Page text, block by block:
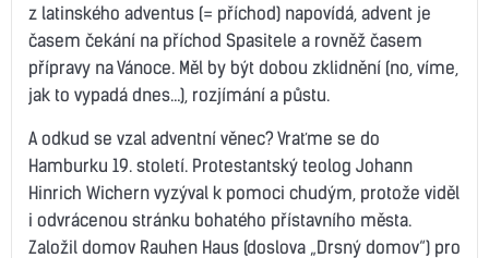
z latinského adventus (= příchod) napovídá, advent je
časem čekání na příchod Spasitele a rovněž časem
přípravy na Vánoce. Měl by být dobou zklidnění (no, víme,
jak to vypadá dnes…), rozjímání a půstu.
A odkud se vzal adventní věnec? Vraťme se do
Hamburku 19. století. Protestantský teolog Johann
Hinrich Wichern vyzýval k pomoci chudým, protože viděl
i odvrácenou stránku bohatého přístavního města.
Založil domov Rauhen Haus (doslova „Drsný domov“) pro